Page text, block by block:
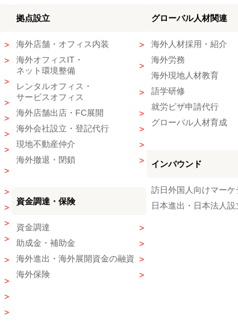
拠点設立
海外店舗・オフィス内装
海外オフィスIT・
ネット環境整備
レンタルオフィス・
サービスオフィス
海外店舗出店・FC展開
海外会社設立・登記代行
現地不動産仲介
海外撤退・閉鎖
資金調達・保険
資金調達
助成金・補助金
海外進出・海外展開資金の融資
海外保険
グローバル人材関連
海外人材採用・紹介
海外労務
海外現地人材教育
語学研修
就労ビザ申請代行
グローバル人材育成
インバウンド
訪日外国人向けマーケ
日本進出・日本法人設